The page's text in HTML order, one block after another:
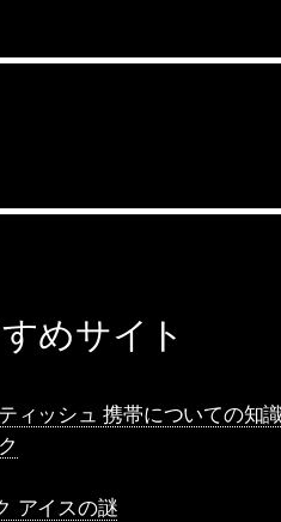
めサイト
ィッシュ 携帯についての知
アイスの謎